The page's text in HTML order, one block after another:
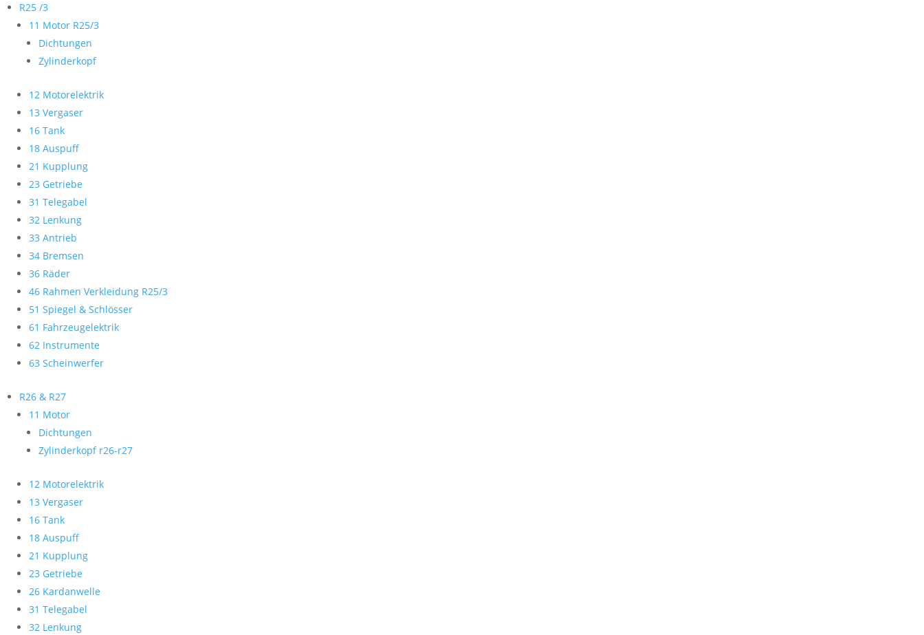
R25 /3
11 Motor R25/3
Dichtungen
Zylinderkopf
12 Motorelektrik
13 Vergaser
16 Tank
18 Auspuff
21 Kupplung
23 Getriebe
31 Telegabel
32 Lenkung
33 Antrieb
34 Bremsen
36 Räder
46 Rahmen Verkleidung R25/3
51 Spiegel & Schlösser
61 Fahrzeugelektrik
62 Instrumente
63 Scheinwerfer
R26 & R27
11 Motor
Dichtungen
Zylinderkopf r26-r27
12 Motorelektrik
13 Vergaser
16 Tank
18 Auspuff
21 Kupplung
23 Getriebe
26 Kardanwelle
31 Telegabel
32 Lenkung